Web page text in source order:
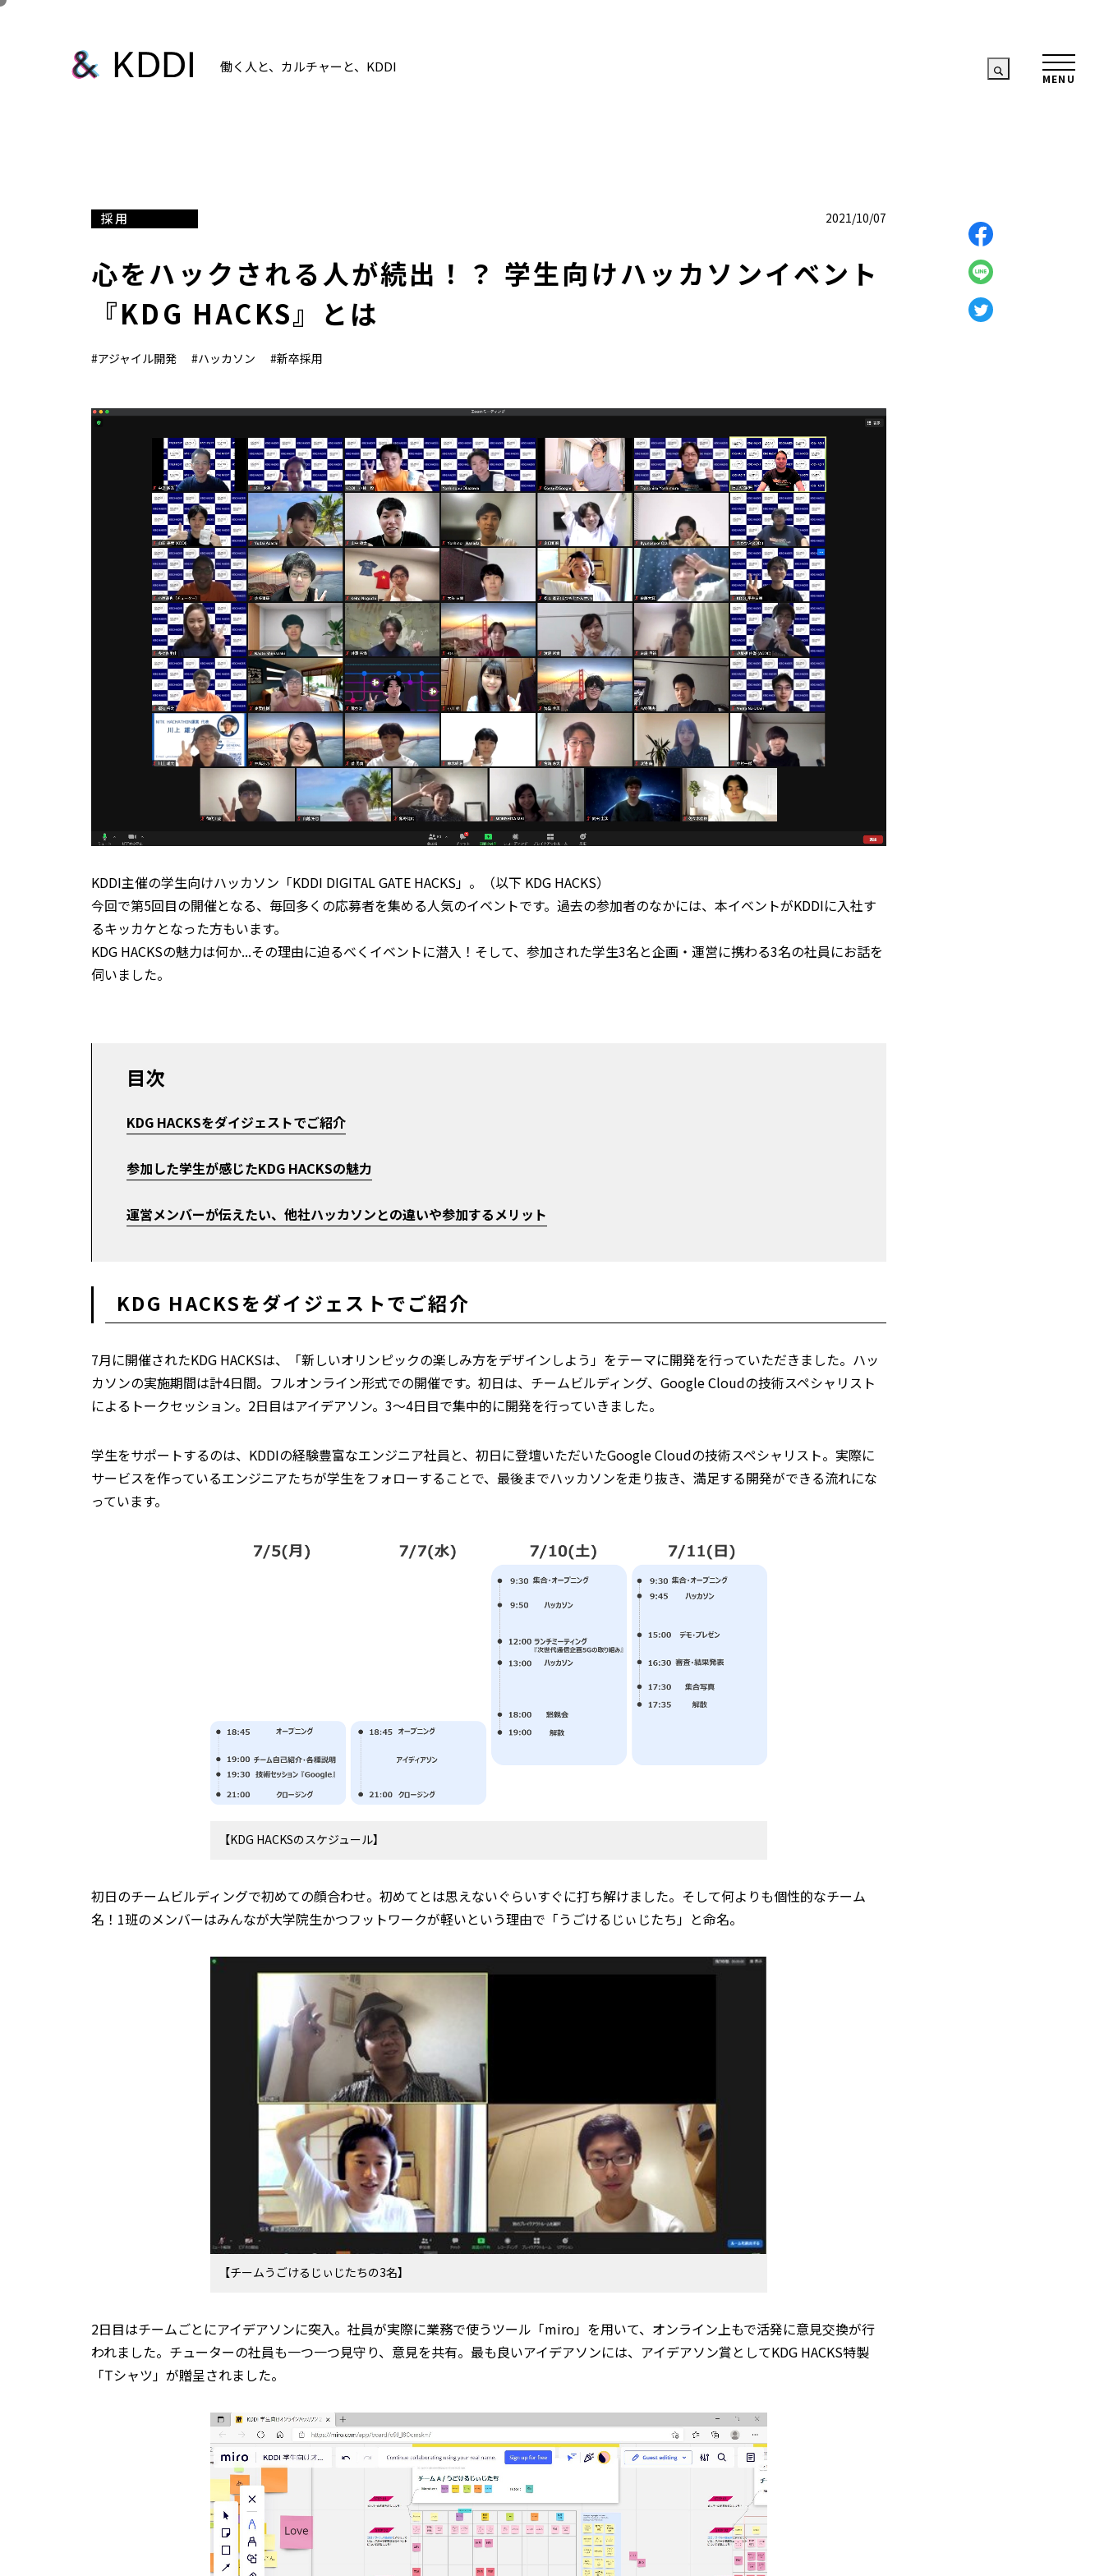
働く人と、カルチャーと、KDDI
採用 2021/10/07
心をハックされる人が続出！？ 学生向けハッカソンイベント
『KDG HACKS』とは
#アジャイル開発 #ハッカソン #新卒採用
KDDI主催の学生向けハッカソン「KDDI DIGITAL GATE HACKS」。（以下 KDG HACKS）
今回で第5回目の開催となる、毎回多くの応募者を集める人気のイベントです。過去の参加者のなかには、本イベントがKDDIに入社す
るキッカケとなった方もいます。
KDG HACKSの魅力は何か...その理由に迫るべくイベントに潜入！そして、参加された学生3名と企画・運営に携わる3名の社員にお話を
伺いました。
目次
KDG HACKSをダイジェストでご紹介
参加した学生が感じたKDG HACKSの魅力
運営メンバーが伝えたい、他社ハッカソンとの違いや参加するメリット
KDG HACKSをダイジェストでご紹介
7月に開催されたKDG HACKSは、「新しいオリンピックの楽しみ方をデザインしよう」をテーマに開発を行っていただきました。ハッ
カソンの実施期間は計4日間。フルオンライン形式での開催です。初日は、チームビルディング、Google Cloudの技術スペシャリスト
によるトークセッション。2日目はアイデアソン。3～4日目で集中的に開発を行っていきました。
学生をサポートするのは、KDDIの経験豊富なエンジニア社員と、初日に登壇いただいたGoogle Cloudの技術スペシャリスト。実際に
サービスを作っているエンジニアたちが学生をフォローすることで、最後までハッカソンを走り抜き、満足する開発ができる流れにな
っています。
【KDG HACKSのスケジュール】
初日のチームビルディングで初めての顔合わせ。初めてとは思えないぐらいすぐに打ち解けました。そして何よりも個性的なチーム
名！1班のメンバーはみんなが大学院生かつフットワークが軽いという理由で「うごけるじぃじたち」と命名。
【チームうごけるじぃじたちの3名】
2日目はチームごとにアイデアソンに突入。社員が実際に業務で使うツール「miro」を用いて、オンライン上もで活発に意見交換が行
われました。チューターの社員も一つ一つ見守り、意見を共有。最も良いアイデアソンには、アイデアソン賞としてKDG HACKS特製
「Tシャツ」が贈呈されました。